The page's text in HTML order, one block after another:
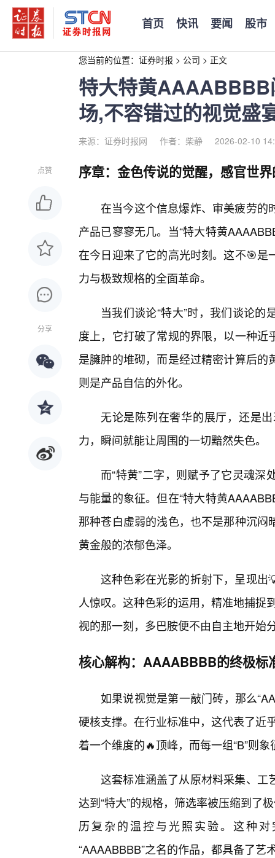
首页 快讯 要闻 股市
您当前的位置： 证券时报 > 公司 > 正文
特大特黄
场,不容错过的视觉盛
来源：证券时报网 作者：柴静 2026-02-10
点赞
分享
序章：金色传说的觉醒，感官世
在当今这个信息爆炸、审美疲劳的
产品已寥寥无几。当“特大特黄
在今日迎来了它的高光时刻。这不🎯
力与极致规格的全面革命。
当我们谈论“特大”时，我们谈论
度上，它打破了常规的界限，以一种
是臃肿的堆砌，而是经过精密计算后
则是产品自信的外化。
无论是陈列在奢华的展厅，还是
力，瞬间就能让周围的一切黯然失色。
而“特黄”二字，则赋予了它灵魂
与能量的象征。但在“特大特黄
那种苍白虚弱的浅色，也不是那种沉
黄金般的浓郁色泽。
这种色彩在光影的折射下，呈现出
人惊叹。这种色彩的运用，精准地捕捉
视的那一刻，多巴胺便不由自主地开始
核心解构：AAAABBBB的终极标
如果说视觉是第一敲门砖，那么
硬核支撑。在行业标准中，这代表了近
着一个维度的🔥顶峰，而每一组“B”则
这套标准涵盖了从原材料采集、工
达到“特大”的规格，筛选率被压缩到了
历复杂的温控与光照实验。这种
“AAAABBBB”之名的作品，都具备了艺